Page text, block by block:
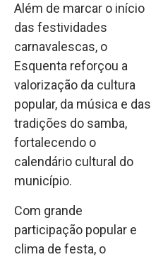
Além de marcar o início
das festividades
carnavalescas, o
Esquenta reforçou a
valorização da cultura
popular, da música e das
tradições do samba,
fortalecendo o
calendário cultural do
município.
Com grande
participação popular e
clima de festa, o